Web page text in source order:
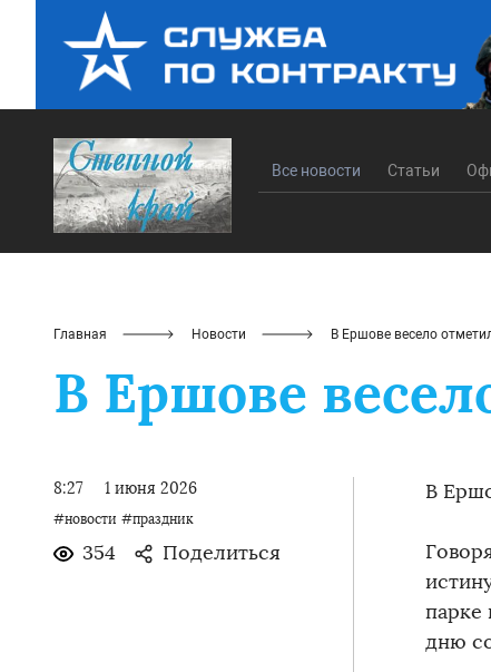
Все новости Статьи
Главная Новости В Ершове весело
В Ершове
8:27 1 июня 2026
#новости #праздник
354 Поделиться
В
парке
дню